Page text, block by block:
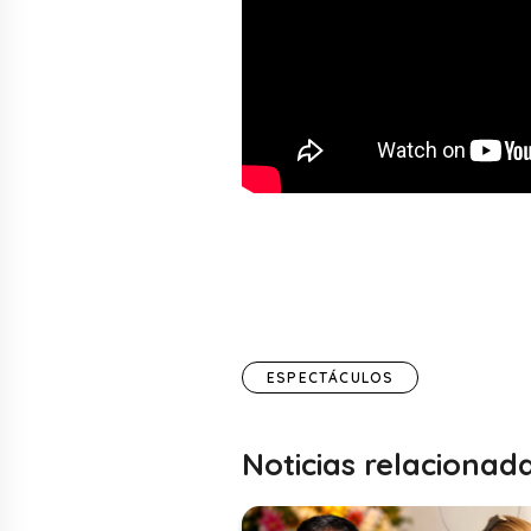
ESPECTÁCULOS
Noticias